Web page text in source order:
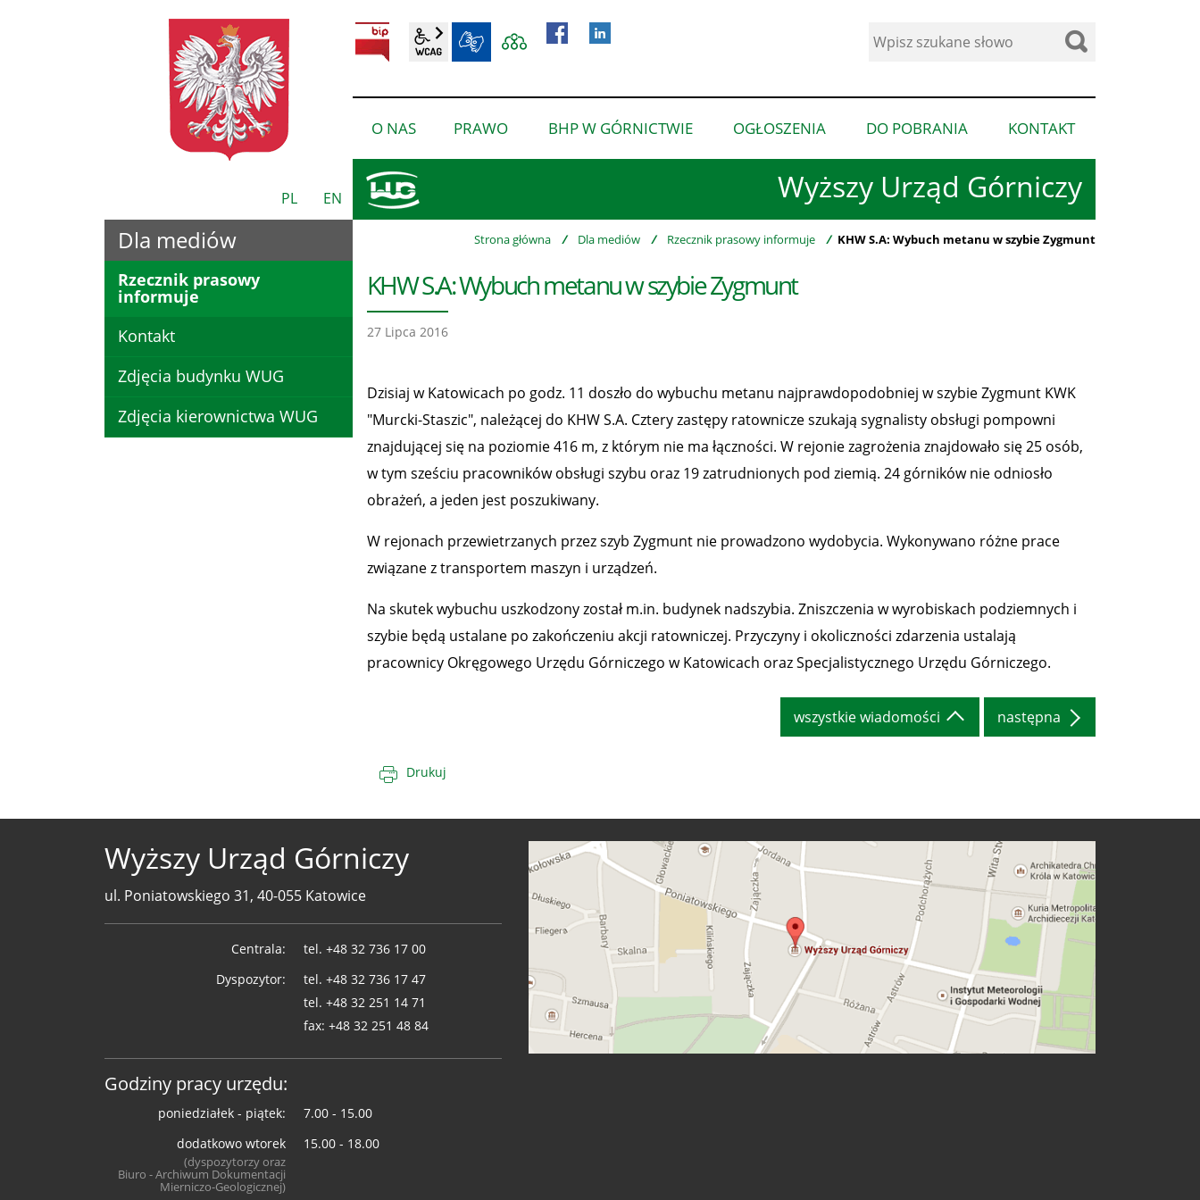
PL EN Wyższy Urząd Górniczy
BIP wcag2.1
Wyszukaj
O NAS
pokaż
podmenu
PRAWO
pokaż
podmenu
BHP W GÓRNICTWIE
pokaż
podmenu
w
OGŁOSZENIA
pokaż
podmenu
dla
“Ogłoszenia”
DO POBRANIA
pokaż
podmenu
dla
pobrania”
KONTAKT
podmenu
Strona główna / Dla mediów / Rzecznik prasowy informuje / KHW S.A: Wybuch metanu w szybie Zygmunt
KHW S.A: Wybuch metanu w szybie Zygmunt
27 Lipca 2016
Dzisiaj w Katowicach po godz. 11 doszło do wybuchu metanu najprawdopodobniej w szybie Zygmunt KWK
"Murcki-Staszic", należącej do KHW S.A. Cztery zastępy ratownicze szukają sygnalisty obsługi pompowni
znajdującej się na poziomie 416 m, z którym nie ma łączności. W rejonie zagrożenia znajdowało się 25 osób,
w tym sześciu pracowników obsługi szybu oraz 19 zatrudnionych pod ziemią. 24 górników nie odniosło
obrażeń, a jeden jest poszukiwany.
W rejonach przewietrzanych przez szyb Zygmunt nie prowadzono wydobycia. Wykonywano różne prace
związane z transportem maszyn i urządzeń.
Na skutek wybuchu uszkodzony został m.in. budynek nadszybia. Zniszczenia w wyrobiskach podziemnych i
szybie będą ustalane po zakończeniu akcji ratowniczej. Przyczyny i okoliczności zdarzenia ustalają
pracownicy Okręgowego Urzędu Górniczego w Katowicach oraz Specjalistycznego Urzędu Górniczego.
wszystkie wiadomości następna
Drukuj
Dla mediów
Rzecznik prasowy
informuje
Kontakt
Zdjęcia budynku WUG
Zdjęcia kierownictwa WUG
Wyższy Urząd Górniczy
ul. Poniatowskiego 31, 40-055 Katowice
Centrala: tel. +48 32 736 17 00
Dyspozytor:
tel. +48 32 736 17 47
tel. +48 32 251 14 71
fax: +48 32 251 48 84
Godziny pracy urzędu:
poniedziałek - piątek:
7.00 - 15.00
dodatkowo wtorek
(dyspozytorzy oraz
Biuro - Archiwum Dokumentacji
Mierniczo-Geologicznej)
15.00 - 18.00